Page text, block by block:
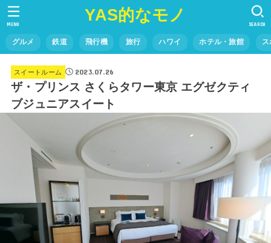
YAS的なモノ
グルメ 鉄道 飛行機 旅行 ハワイ ホテル・旅館
SEARCH
MENU
スイートルーム 2023.07.26
ザ・プリンス さくらタワー東京 エグゼクティ
ブジュニアスイート